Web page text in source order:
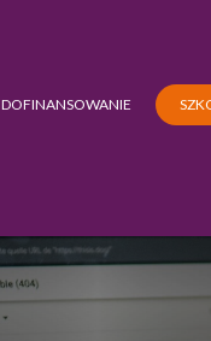
DOFINANSOWANIE